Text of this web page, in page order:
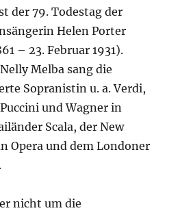
der 79. Todestag der
Helen Porter
– 23. Februar 1931).
Melba sang die
Sopranistin u. a. Verdi,
und Wagner in
Scala, der New
Opera und dem Londoner
nicht um die